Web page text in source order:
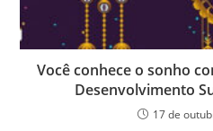
Você conhece o sonho
Desenvolvimento
17 de